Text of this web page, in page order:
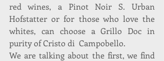
red wines, a Pinot Noir S. Urban
Hofstatter or for those who love the
whites, can choose a Grillo Doc in
purity of Cristo di  Campobello.
We are talking about the first, we find